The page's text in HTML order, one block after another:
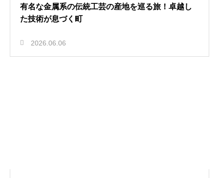
有名な金属系の伝統工芸の産地を巡る旅！卓越し
た技術が息づく町
2026.06.06